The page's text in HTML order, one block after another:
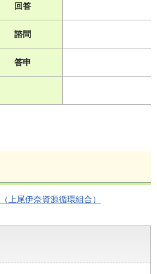
回答
諮問
答申
上尾伊奈資源循環組合）